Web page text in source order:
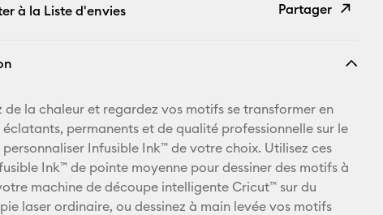
à la Liste d'envies
Partager
E-mail
Pinterest
Facebook
de la chaleur et regardez vos motifs se transformer en
permanents et de qualité professionnelle sur le
Infusible Ink™ de votre choix. Utilisez ces
Ink™ de pointe moyenne pour dessiner des motifs à
machine de découpe intelligente Cricut™ sur du
laser ordinaire, ou dessinez à main levée vos motifs